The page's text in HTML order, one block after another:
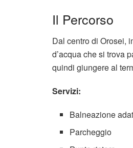
Il Percorso
Dal centro di Orosei,
d’acqua che si trova
quindi giungere al
Servizi:
Balneazione
Parcheggio